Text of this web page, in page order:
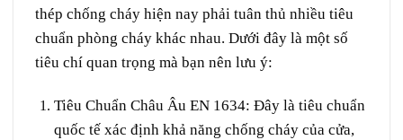
thép chống cháy hiện nay phải tuân thủ nhiều tiêu
chuẩn phòng cháy khác nhau. Dưới đây là một số
tiêu chí quan trọng mà bạn nên lưu ý:
Tiêu Chuẩn Châu Âu EN 1634: Đây là tiêu chuẩn
quốc tế xác định khả năng chống cháy của cửa,